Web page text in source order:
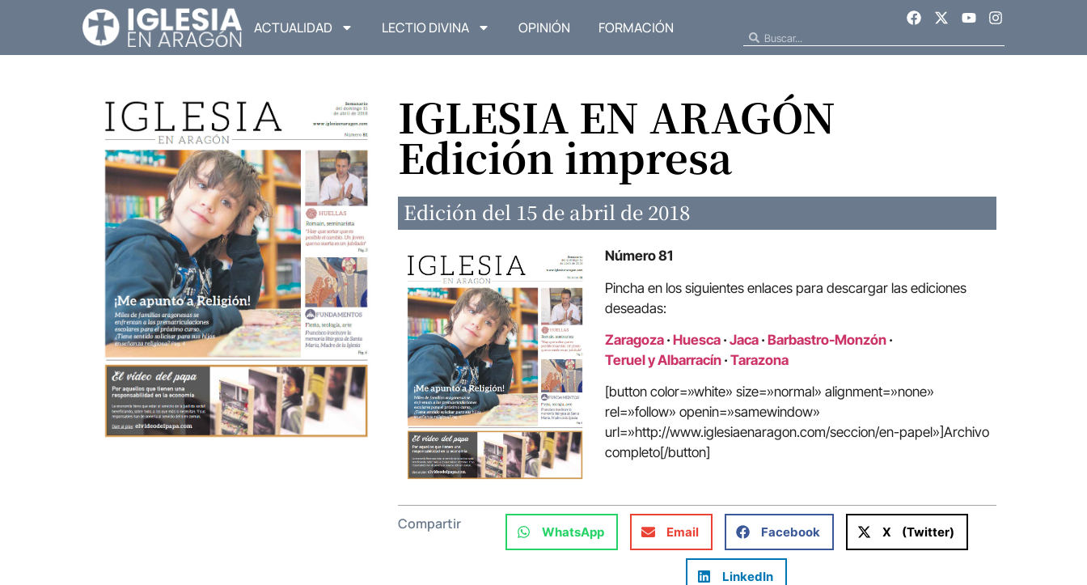
ACTUALIDAD LECTIO DIVINA OPINIÓN FORMACIÓN
IGLESIA EN ARAGÓN
Edición impresa
Edición del 15 de abril de 2018
Número 81
Pincha en los siguientes enlaces para descargar las ediciones
deseadas:
Zaragoza· Huesca· Jaca· Barbastro-Monzón·
Teruel y Albarracín· Tarazona
[button color=»white» size=»normal» alignment=»none»
rel=»follow» openin=»samewindow»
url=»http://www.iglesiaenaragon.com/seccion/en-papel»]Archivo
completo[/button]
Compartir WhatsApp Email Facebook X (Twitter)
LinkedIn